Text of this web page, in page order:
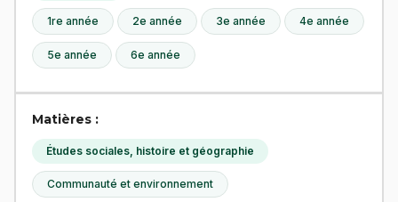
1re année 2e année 3e année 4e année
5e année 6e année
Matières :
Études sociales, histoire et géographie
Communauté et environnement